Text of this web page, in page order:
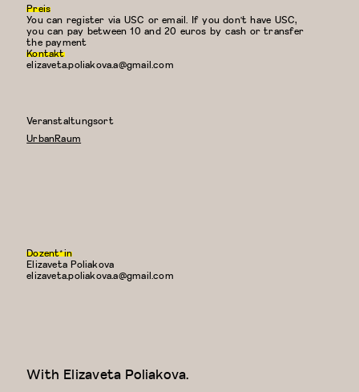
With Elizaveta Poliakova.
Veranstaltungsort
UrbanRaum
Dozent*in
Elizaveta Poliakova
E-
elizaveta.poliakova.a@gmail.com
Preis
You can register via USC or email. If you don't have USC,
you can pay between 10 and 20 euros by cash or transfer
the payment
Kontakt
elizaveta.poliakova.a@gmail.com